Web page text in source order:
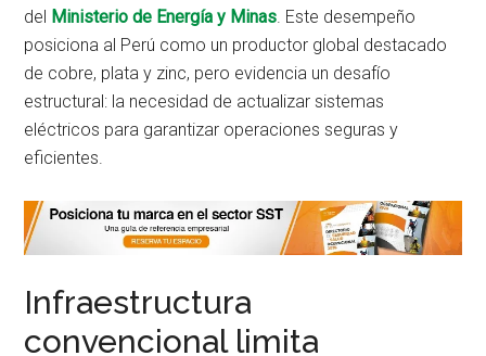
del Ministerio de Energía y Minas. Este desempeño
posiciona al Perú como un productor global destacado
de cobre, plata y zinc, pero evidencia un desafío
estructural: la necesidad de actualizar sistemas
eléctricos para garantizar operaciones seguras y
eficientes.
Infraestructura
convencional limita